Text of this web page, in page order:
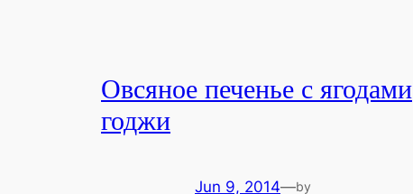
Овсяное печенье с ягодами
годжи
Jun 9, 2014—by